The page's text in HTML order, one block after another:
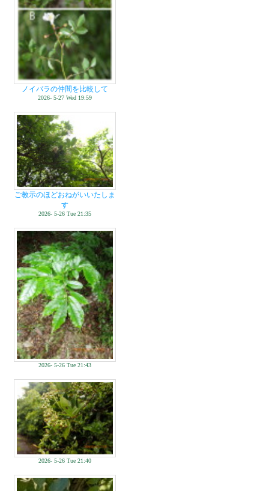
ノイバラの仲間を比較して
2026- 5-27 Wed 19:59
ご教示のほどおねがいいたしま
す
2026- 5-26 Tue 21:35
2026- 5-26 Tue 21:43
2026- 5-26 Tue 21:40